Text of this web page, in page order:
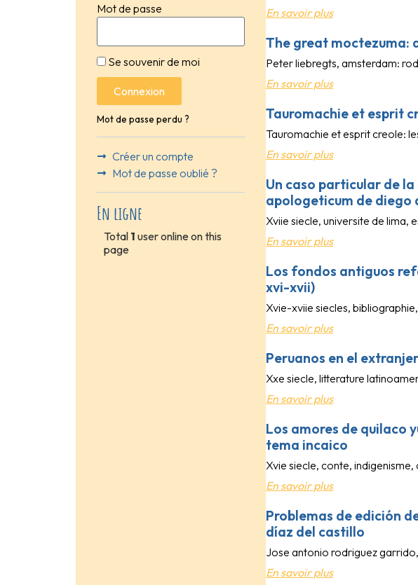
Mot de passe
Se souvenir de moi
Connexion
Mot de passe perdu ?
Créer un compte
Mot de passe oublié ?
En ligne
Total 1 user online on this
page
En savoir plus
The great moctezuma:
Peter liebregts, amsterdam:
En savoir plus
Tauromachie et esprit
Tauromachie et esprit creole:
En savoir plus
Un caso particular de
apologeticum de diego
Xviie siecle, universite de lima,
En savoir plus
Los fondos antiguos
xvi-xvii)
Xvie-xviie siecles,
En savoir plus
Peruanos en el
Xxe siecle, litterature
En savoir plus
Los amores de quilaco
tema incaico
Xvie siecle, conte,
En savoir plus
Problemas de edición
díaz del castillo
Jose antonio rodriguez
En savoir plus